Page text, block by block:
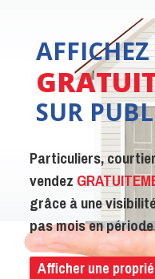
AFFICHEZ
SUR
Particuliers,
vendez
grâce à une
pas mois en
Afficher une